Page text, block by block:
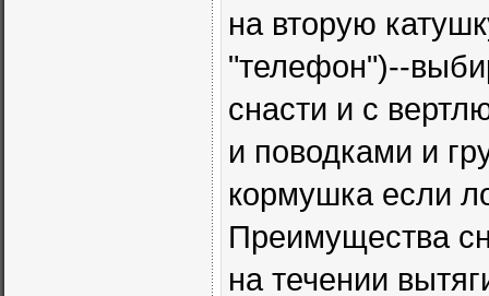
на вторую
"телефон")--
снасти и с
и поводками и
кормушка если
Преимущества
на течении